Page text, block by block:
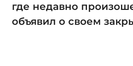
где недавно
объявил о своем